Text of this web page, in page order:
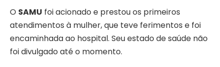
O SAMU foi acionado e prestou os primeiros
atendimentos à mulher, que teve ferimentos e foi
encaminhada ao hospital. Seu estado de saúde não
foi divulgado até o momento.